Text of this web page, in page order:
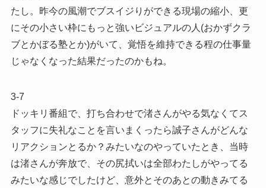
たし。昨今の風潮でブスイジりができる現場の縮小、更
にその小さい枠にもっと強いビジュアルの人(おかずクラ
ブとかぼる塾とか)がいて、覚悟を維持できる程の仕事量
じゃなくなった結果だったのかもね。
3-7
ドッキリ番組で、打ち合わせで渚さんがやる気なくてス
タッフに失礼なことを言いまくったら誠子さんがどんな
リアクションとるか？みたいなのやっていたとき、当時
は渚さんが奔放で、その尻拭いは全部わたしがやってる
みたいな感じでしたけど、意外とそのあとの動きみてる